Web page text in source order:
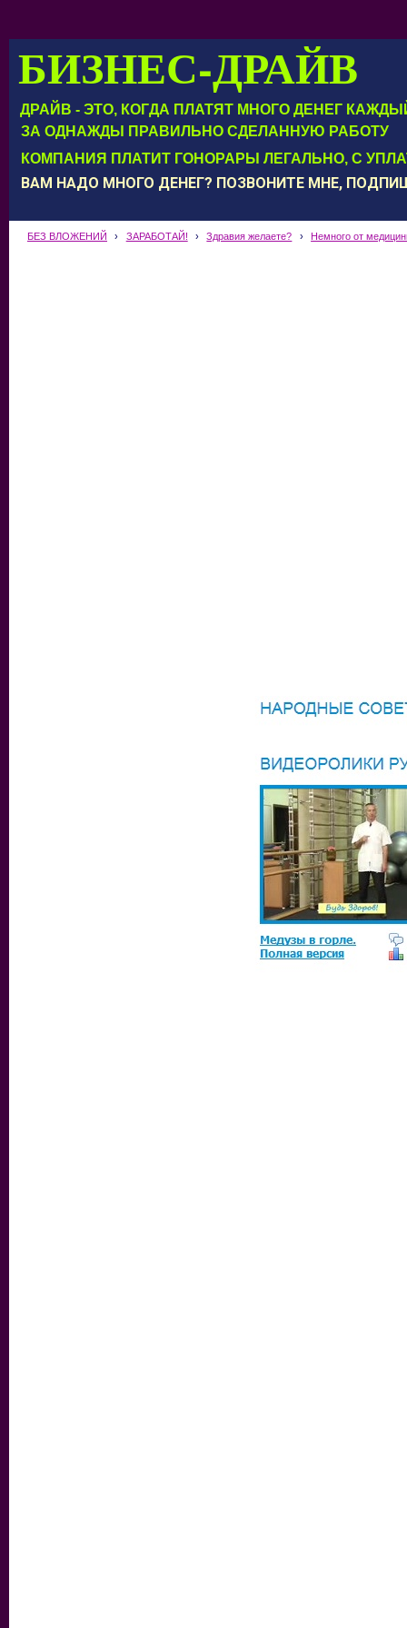
БИЗНЕС-ДРАЙВ
ДРАЙВ - ЭТО, КОГДА ПЛАТЯТ МНОГО ДЕНЕГ
КОМПАНИЯ ПЛАТИТ ГОНОРАРЫ ЛЕГАЛЬНО, С
ЗА ОДНАЖДЫ ПРАВИЛЬНО СДЕЛАННУЮ РАБОТУ
ВАМ НАДО МНОГО ДЕНЕГ? ПОЗВОНИТЕ МНЕ,
БЕЗ ВЛОЖЕНИЙ › ЗАРАБОТАЙ! › Здравия желаете? › Немного от